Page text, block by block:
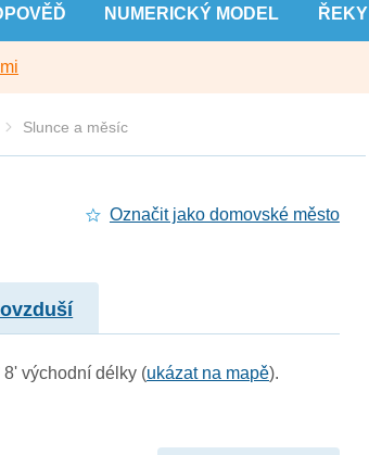
NUMERICKÝ MODEL ŘEKY
Slunce a měsíc
Označit jako domovské město
8' východní délky (ukázat na mapě).